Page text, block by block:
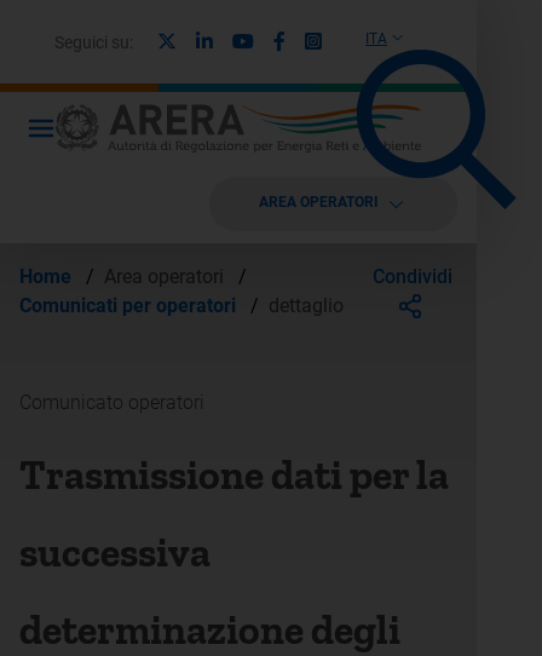
ITA
Seguici su: LinkedinYoutubeFacebook
Instagram
AREA OPERATORI
Home / Area operatori
/
Comunicati per operatori
/ dettaglio
Condividi
Comunicato operatori
Trasmissione dati per la
successiva
determinazione degli